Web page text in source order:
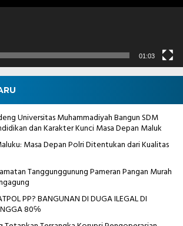
01:03
Universitas Muhammadiyah Bangun SDM
dan Karakter Kunci Masa Depan Maluk
Masa Depan Polri Ditentukan dari Kualitas
Tanggunggunung Pameran Pangan Murah
PP? BANGUNAN DI DUGA ILEGAL DI
80℅